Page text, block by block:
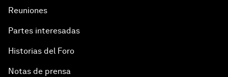
Reuniones
Partes interesadas
Historias del Foro
Notas de prensa